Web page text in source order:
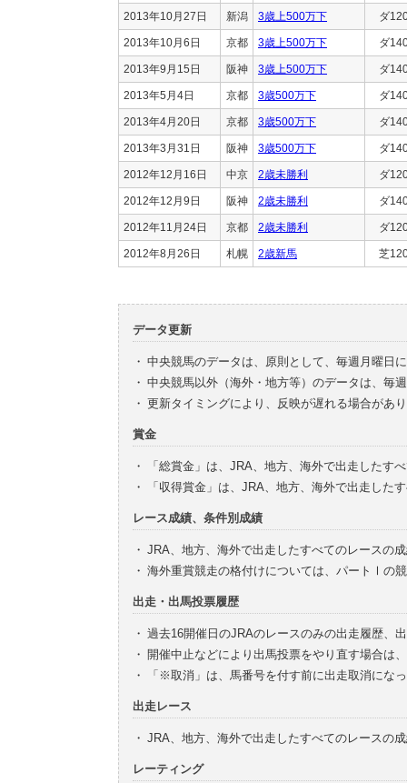
2013年10月27日 新潟 3歳上500万下 ダ
2013年10月6日 京都 3歳上500万下 ダ
2013年9月15日 阪神 3歳上500万下 ダ
2013年5月4日 京都 3歳500万下 ダ
2013年4月20日 京都 3歳500万下 ダ
2013年3月31日 阪神 3歳500万下 ダ
2012年12月16日 中京 2歳未勝利 ダ
2012年12月9日 阪神 2歳未勝利 ダ
2012年11月24日 京都 2歳未勝利 ダ
2012年8月26日 札幌 2歳新馬 芝
データ更新
・ 中央競馬のデータは、原則として、毎週月曜日
・ 中央競馬以外（海外・地方等）のデータは、毎
・ 更新タイミングにより、反映が遅れる場合があ
賞金
・
「総賞金」は、JRA、地方、海外で出走したす
・
「収得賞金」は、JRA、地方、海外で出走した
レース成績、条件別成績
・ JRA、地方、海外で出走したすべてのレースの
・ 海外重賞競走の格付けについては、パートⅠの
出走・出馬投票履歴
・ 過去16開催日のJRAのレースのみの出走履歴、
・ 開催中止などにより出馬投票をやり直す場合は
・
「※取消」は、馬番号を付す前に出走取消にな
出走レース
・ JRA、地方、海外で出走したすべてのレースの
レーティング